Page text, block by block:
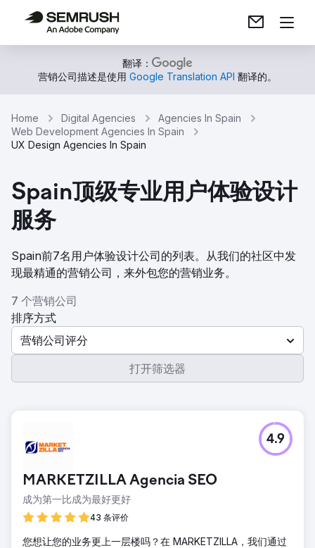
翻译：
营销公司描述是使用 Google Translation API 翻译的。
Home Digital Agencies
Agencies In Spain
Web Development Agencies In Spain
UX Design Agencies In Spain
Spain顶级专业用户体验设计
服务
Spain前7名用户体验设计公司的列表。从我们的社区中发
现最精通的营销公司，来外包您的营销业务。
7 个营销公司
排序方式
营销公司评分
打开筛选器
MARKETZILLA Agencia SEO
成为第一比成为最好更好
43 条评价
4.9
您想让您的业务更上一层楼吗？在 MARKETZILLA，我们通过